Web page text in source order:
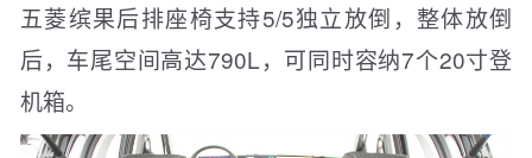
五菱缤果后排座椅支持5/5独立放倒，整体放倒
后，车尾空间高达790L，可同时容纳7个20寸登
机箱。